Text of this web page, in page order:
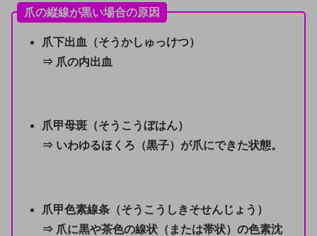
爪の縦線が黒い場合の原因
爪下出血（そうかしゅっけつ）
⇒ 爪の内出血
爪甲母斑（そうこうぼはん）
⇒ いわゆるほくろ（黒子）が爪にできた状態。
爪甲色素線条（そうこうしきそせんじょう）
⇒ 爪に黒や茶色の線状（または帯状）の色素沈